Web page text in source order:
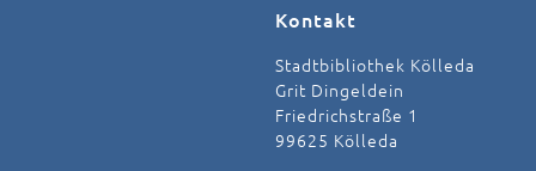
Kontakt
Stadtbibliothek Kölleda
Grit Dingeldein
Friedrichstraße 1
99625 Kölleda